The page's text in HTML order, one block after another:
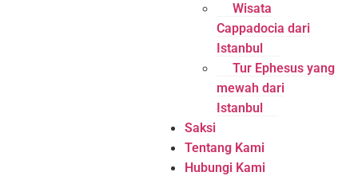
Wisata
Cappadocia dari
Istanbul
Tur Ephesus yang
mewah dari
Istanbul
Saksi
Tentang Kami
Hubungi Kami